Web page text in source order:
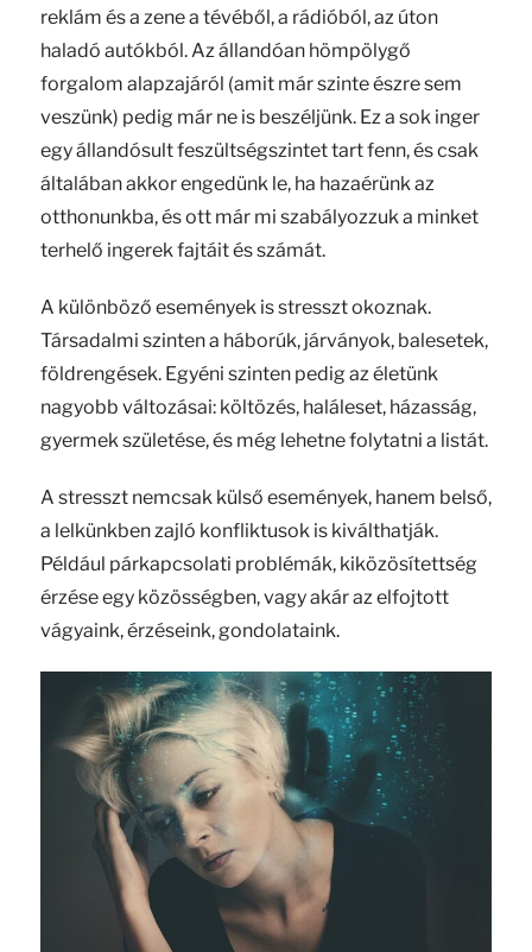
reklám és a zene a tévéből, a rádióból, az úton
haladó autókból. Az állandóan hömpölygő
forgalom alapzajáról (amit már szinte észre sem
veszünk) pedig már ne is beszéljünk. Ez a sok inger
egy állandósult feszültségszintet tart fenn, és csak
általában akkor engedünk le, ha hazaérünk az
otthonunkba, és ott már mi szabályozzuk a minket
terhelő ingerek fajtáit és számát.
A különböző események is stresszt okoznak.
Társadalmi szinten a háborúk, járványok, balesetek,
földrengések. Egyéni szinten pedig az életünk
nagyobb változásai: költözés, haláleset, házasság,
gyermek születése, és még lehetne folytatni a listát.
A stresszt nemcsak külső események, hanem belső,
a lelkünkben zajló konfliktusok is kiválthatják.
Például párkapcsolati problémák, kiközösítettség
érzése egy közösségben, vagy akár az elfojtott
vágyaink, érzéseink, gondolataink.